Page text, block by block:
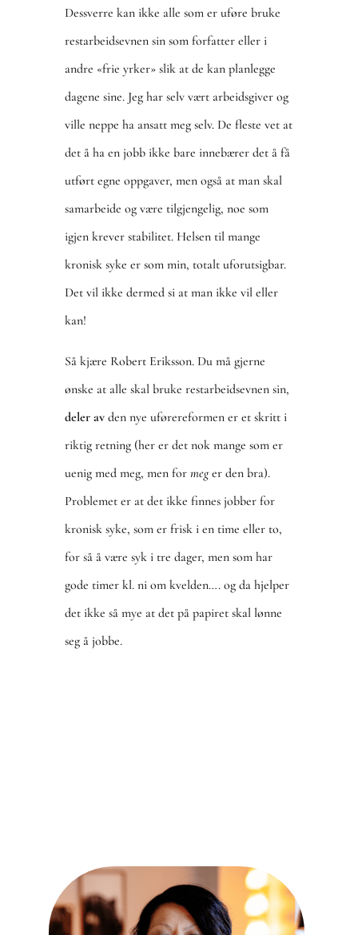
Dessverre kan ikke alle som er uføre bruke
restarbeidsevnen sin som forfatter eller i
andre «frie yrker» slik at de kan planlegge
dagene sine. Jeg har selv vært arbeidsgiver og
ville neppe ha ansatt meg selv. De fleste vet at
det å ha en jobb ikke bare innebærer det å få
utført egne oppgaver, men også at man skal
samarbeide og være tilgjengelig, noe som
igjen krever stabilitet. Helsen til mange
kronisk syke er som min, totalt uforutsigbar.
Det vil ikke dermed si at man ikke vil eller
kan!
Så kjære Robert Eriksson. Du må gjerne
ønske at alle skal bruke restarbeidsevnen sin,
deler avden nye uførereformen er et skritt i
riktig retning (her er det nok mange som er
uenig med meg, men for meger den bra).
Problemet er at det ikke finnes jobber for
kronisk syke, som er frisk i en time eller to,
for så å være syk i tre dager, men som har
gode timer kl. ni om kvelden…. og da hjelper
det ikke så mye at det på papiret skal lønne
seg å jobbe.